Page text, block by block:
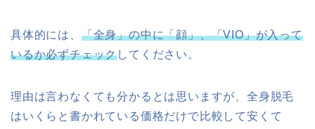
具体的には、 「全身」の中に「顔」、「VIO」が入って
いるか必ずチェックしてください。
理由は言わなくても分かるとは思いますが、全身脱毛
はいくらと書かれている価格だけで比較して安くて